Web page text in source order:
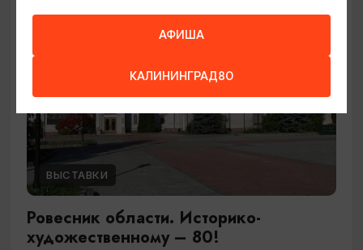
ВЫСТАВКИ
Ровесник области. Историко-
художественному – 80!
АФИША
КАЛИНИНГРАД80